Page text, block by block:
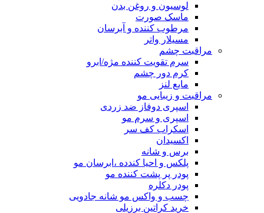
لوسیون و روغن بدن
ماسک صورت
مرطوب کننده و آبرسان
مسیلار واتر
مراقبت چشم
سرم تقویت کننده مژه/ابرو
کرم دور چشم
مایع لنز
مراقبت و زیبایی مو
اسپری دوفاز ضد زردی
اسپری و سرم مو
اسکراب کف سر
اکسیدان
برس و شانه
پلکس و احیا کندده ،ابرسان مو
پودر پر پشت کننده مو
پودر دکلره
چسب و واکس مو شانه جادویی
خرید کراتین برزیلی